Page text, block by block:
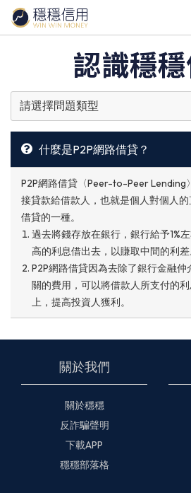
認識穩
什麼是P2P網路借貸？
P2P網路借貸〈Peer-to-Peer Lending
接貸款給借款人，也就是個人對個人
借貸的一種。
過去將錢存放在銀行，銀行給予1%
高的利息借出去，以賺取中間的利差
P2P網路借貸因為去除了銀行金融
關的費用，可以將借款人所支付的
上，提高投資人獲利。
關於我們
關於穩穩
反詐騙聲明
下載APP
穩穩部落格